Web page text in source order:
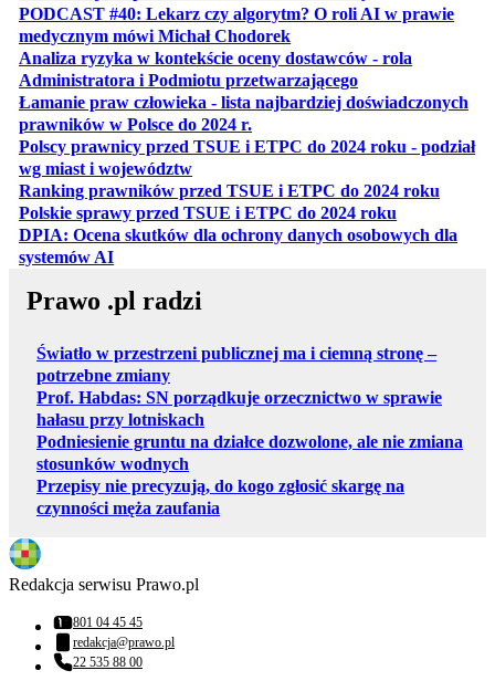
PODCAST #40: Lekarz czy algorytm? O roli AI w prawie
medycznym mówi Michał Chodorekotwiera się w nowej karcie
Analiza ryzyka w kontekście oceny dostawców - rola
Administratora i Podmiotu przetwarzającegootwiera się w
Łamanie praw człowieka - lista najbardziej doświadczonych
prawników w Polsce do 2024 r.
Polscy prawnicy przed TSUE i ETPC do 2024 roku - podział
wg miast i województwotwiera się w nowej karcie
Ranking prawników przed TSUE i ETPC do 2024 roku
Polskie sprawy przed TSUE i ETPC do 2024 roku
DPIA: Ocena skutków dla ochrony danych osobowych dla
systemów AIotwiera się w nowej karcie
Prawo .pl radzi
Światło w przestrzeni publicznej ma i ciemną stronę –
potrzebne zmiany
Prof. Habdas: SN porządkuje orzecznictwo w sprawie
hałasu przy lotniskach
Podniesienie gruntu na działce dozwolone, ale nie zmiana
stosunków wodnych
Przepisy nie precyzują, do kogo zgłosić skargę na
czynności męża zaufania
Redakcja serwisu Prawo.pl
Numer telefonu:
801 04 45 45
Adres email:
redakcja@prawo.pl
Numer telefonu:
22 535 88 00